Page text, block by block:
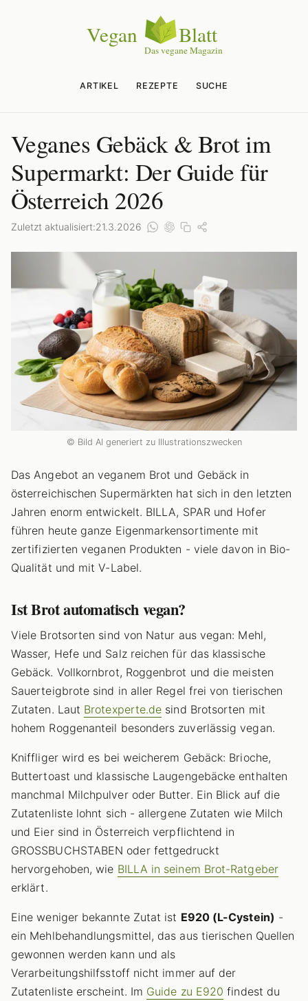
ARTIKEL REZEPTE SUCHE
Veganes Gebäck & Brot im
Supermarkt: Der Guide für
Österreich 2026
Zuletzt aktualisiert:21.3.2026
© Bild AI generiert zu Illustrationszwecken
Das Angebot an veganem Brot und Gebäck in
österreichischen Supermärkten hat sich in den letzten
Jahren enorm entwickelt. BILLA, SPAR und Hofer
führen heute ganze Eigenmarkensortimente mit
zertifizierten veganen Produkten - viele davon in Bio-
Qualität und mit V-Label.
Ist Brot automatisch vegan?
Viele Brotsorten sind von Natur aus vegan: Mehl,
Wasser, Hefe und Salz reichen für das klassische
Gebäck. Vollkornbrot, Roggenbrot und die meisten
Sauerteigbrote sind in aller Regel frei von tierischen
Zutaten. Laut Brotexperte.de sind Brotsorten mit
hohem Roggenanteil besonders zuverlässig vegan.
Kniffliger wird es bei weicherem Gebäck: Brioche,
Buttertoast und klassische Laugengebäcke enthalten
manchmal Milchpulver oder Butter. Ein Blick auf die
Zutatenliste lohnt sich - allergene Zutaten wie Milch
und Eier sind in Österreich verpflichtend in
GROSSBUCHSTABEN oder fettgedruckt
hervorgehoben, wie BILLA in seinem Brot-Ratgeber
erklärt.
Eine weniger bekannte Zutat ist E920 (L-Cystein) -
ein Mehlbehandlungsmittel, das aus tierischen Quellen
gewonnen werden kann und als
Verarbeitungshilfsstoff nicht immer auf der
Zutatenliste erscheint. Im Guide zu E920 findest du